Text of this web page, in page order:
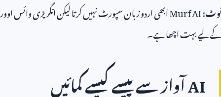
Murf AIابھی اردو زبان سپورٹ نہیں کرتا لیکن انگریزی وائس اوور
بہت اچھا ہے۔
آواز سے پیسے کیسے کمائیں